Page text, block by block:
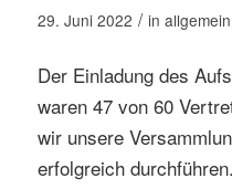
29. Juni 2022 / in allgemein
Der Einladung des
waren 47 von 60
wir unsere
erfolgreich durchführen.